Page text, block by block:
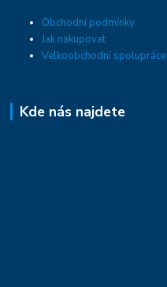
Obchodní podmínky
Jak nakupovat
Velkoobchodní spolupráce
Kde nás najdete